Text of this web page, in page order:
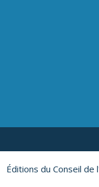
Éditions du Conseil de